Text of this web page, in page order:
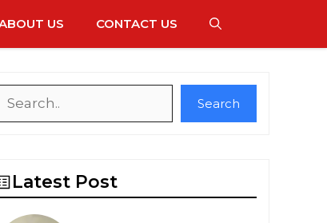
US CONTACT US
Search
Latest Post